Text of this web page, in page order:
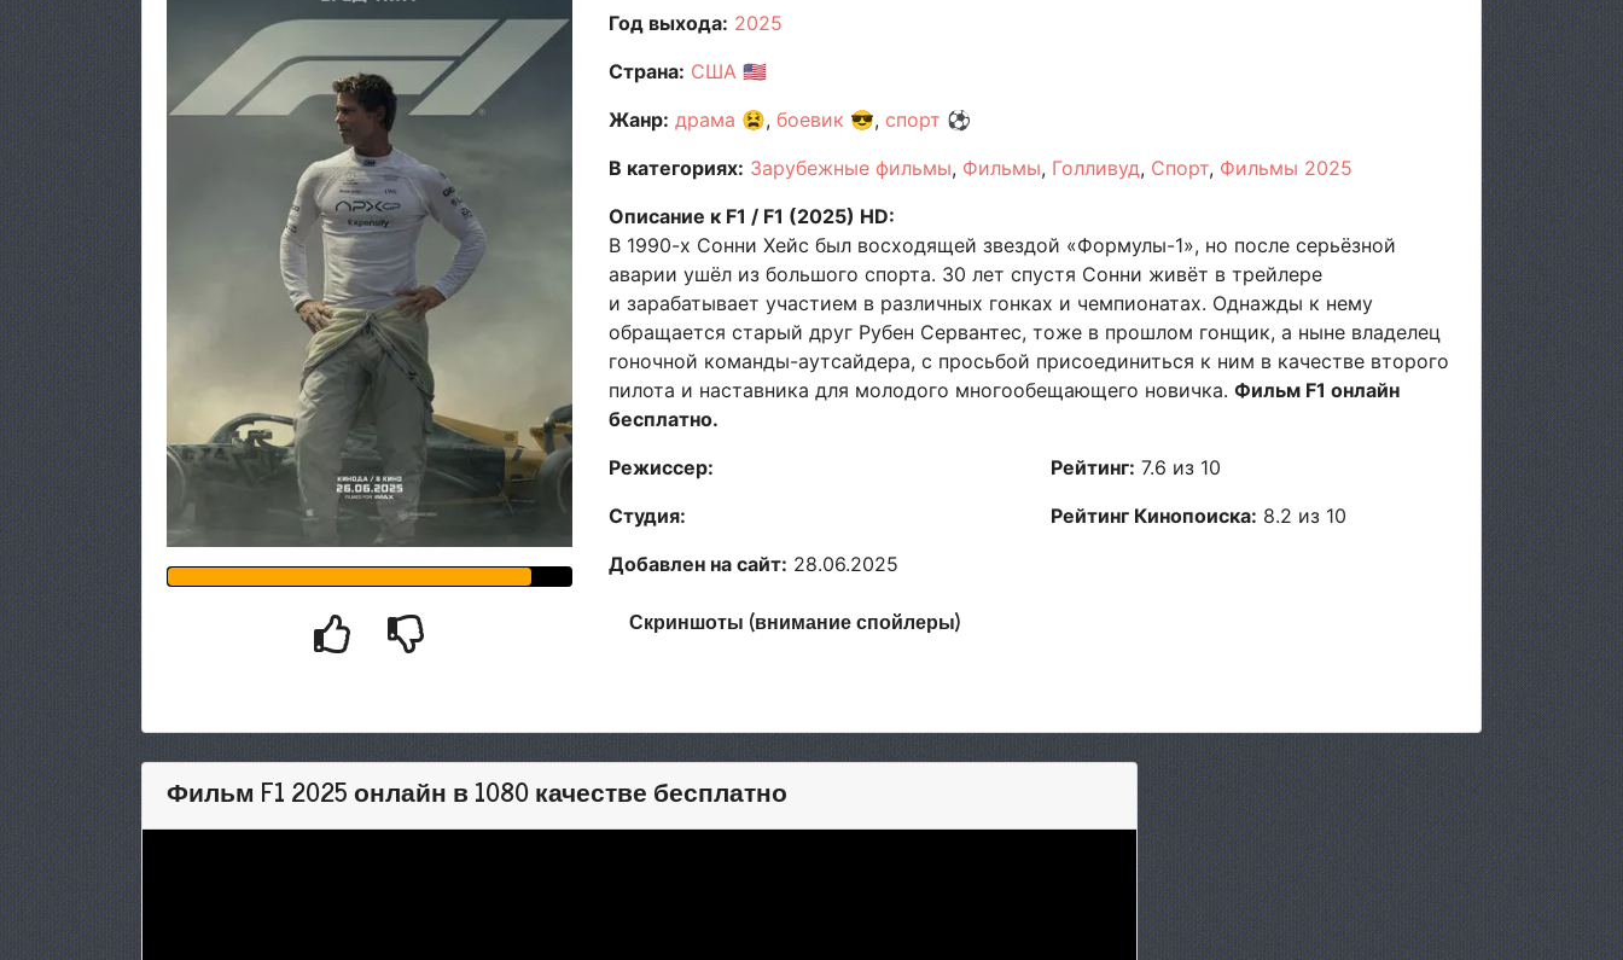
Год выхода: 2025
Страна: США 🇺🇸
Жанр: драма 😫 боевик 😎 спорт ⚽
В категориях: Зарубежные фильмы Фильмы Голливуд Спорт Фильмы 2025
Описание к F1 / F1 (2025) HD:
В 1990-х Сонни Хейс был восходящей звездой «Формулы-1», но после серьёзной
аварии ушёл из большого спорта. 30 лет спустя Сонни живёт в трейлере
и зарабатывает участием в различных гонках и чемпионатах. Однажды к нему
обращается старый друг Рубен Сервантес, тоже в прошлом гонщик, а ныне владелец
гоночной команды-аутсайдера, с просьбой присоединиться к ним в качестве второго
пилота и наставника для молодого многообещающего новичка. Фильм F1 онлайн
бесплатно.
Режиссер:
Студия:
Рейтинг: 7.6 из 10
Рейтинг Кинопоиска: 8.2 из 10
Добавлен на сайт: 28.06.2025
Скриншоты (внимание спойлеры)
Фильм F1 2025 онлайн в 1080 качестве бесплатно